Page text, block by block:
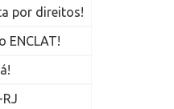
por direitos!
ENCLAT!